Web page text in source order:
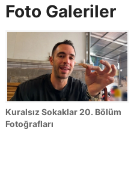
Foto Galeriler
Kuralsız Sokaklar 20. Bölüm
Fotoğrafları